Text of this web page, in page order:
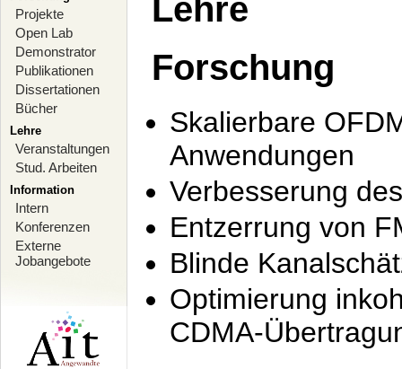
Projekte
Open Lab
Demonstrator
Publikationen
Dissertationen
Bücher
Lehre
Veranstaltungen
Stud. Arbeiten
Information
Intern
Konferenzen
Externe
Jobangebote
Lehre
Forschung
Skalierbare
Anwendungen
Verbesserung
Entzerrung von
Blinde
Optimierung
CDMA-